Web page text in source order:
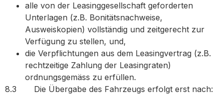
alle von der Leasinggesellschaft geforderten
Unterlagen (z.B. Bonitätsnachweise,
Ausweiskopien) vollständig und zeitgerecht zur
Verfügung zu stellen, und,
die Verpflichtungen aus dem Leasingvertrag (z.B.
rechtzeitige Zahlung der Leasingraten)
ordnungsgemäss zu erfüllen.
8.3 Die Übergabe des Fahrzeugs erfolgt erst nach: